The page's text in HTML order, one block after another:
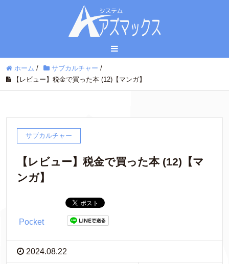
ホーム / サブカルチャー /
【レビュー】税金で買った本 (12)【マンガ】
サブカルチャー
【レビュー】税金で買った本 (12)【マ
ンガ】
Pocket
2024.08.22